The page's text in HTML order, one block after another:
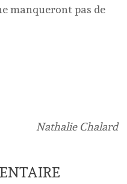
manqueront pas de
Nathalie Chalard